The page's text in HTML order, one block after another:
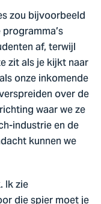
zou bijvoorbeeld
af, terwijl
zit als je kijkt naar
onze inkomende
over de
waar we ze
industrie en de
kunnen we
Ik zie